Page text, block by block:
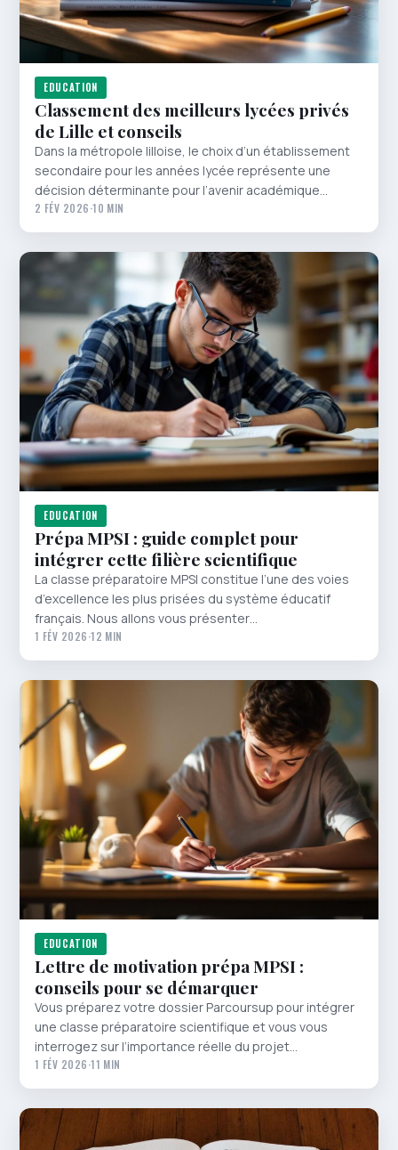
EDUCATION
Classement des meilleurs lycées privés
de Lille et conseils
Dans la métropole lilloise, le choix d’un établissement
secondaire pour les années lycée représente une
décision déterminante pour l’avenir académique…
2 FÉV 2026·10 MIN
EDUCATION
Prépa MPSI : guide complet pour
intégrer cette filière scientifique
La classe préparatoire MPSI constitue l’une des voies
d’excellence les plus prisées du système éducatif
français. Nous allons vous présenter…
1 FÉV 2026·12 MIN
EDUCATION
Lettre de motivation prépa MPSI :
conseils pour se démarquer
Vous préparez votre dossier Parcoursup pour intégrer
une classe préparatoire scientifique et vous vous
interrogez sur l’importance réelle du projet…
1 FÉV 2026·11 MIN